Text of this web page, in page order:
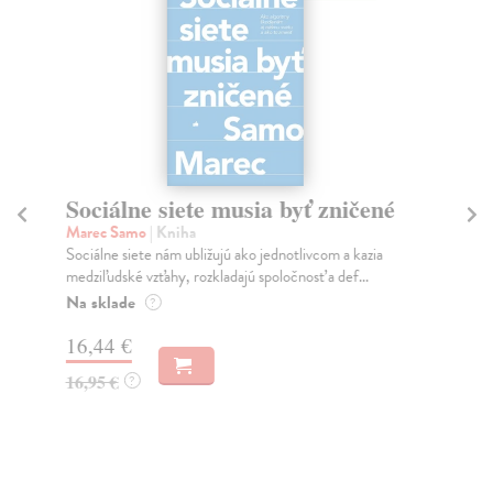
Sociálne siete musia byť zničené
Marec Samo| Kniha
Sociálne siete nám ubližujú ako jednotlivcom a kazia
medziľudské vzťahy, rozkladajú spoločnosť a def...
Na sklade ?
16,44 €
16,95 € ?